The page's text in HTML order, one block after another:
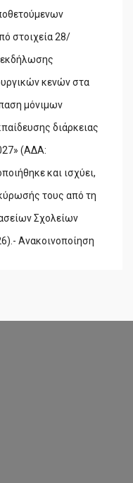
στοιχεία 28/
κενών στα
μόνιμων
διάρκειας
(ΑΔΑ:
και ισχύει,
τους από τη
Σχολείων
Ανακοινοποίηση